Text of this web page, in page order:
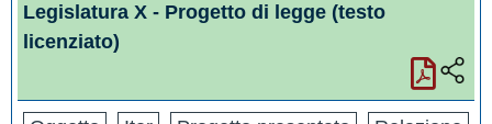
Legislatura X - Progetto di legge (testo
licenziato)